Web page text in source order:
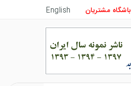
باشگاه مشتریان English